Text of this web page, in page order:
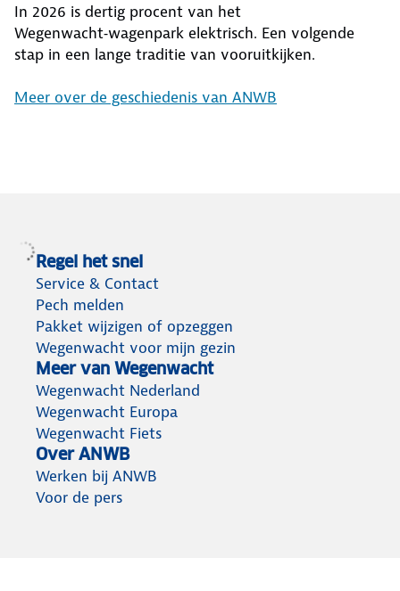
In 2026 is dertig procent van het
Wegenwacht‑wagenpark elektrisch. Een volgende
stap in een lange traditie van vooruitkijken.
Meer over de geschiedenis van ANWB
Regel het snel
Service & Contact
Pech melden
Pakket wijzigen of opzeggen
Wegenwacht voor mijn gezin
Meer van Wegenwacht
Wegenwacht Nederland
Wegenwacht Europa
Wegenwacht Fiets
Over ANWB
Werken bij ANWB
Voor de pers